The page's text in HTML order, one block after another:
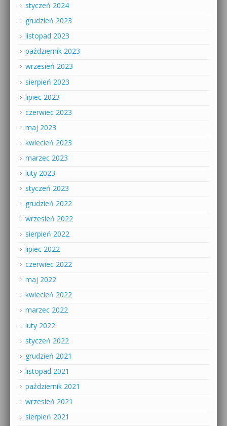
styczeń 2024
grudzień 2023
listopad 2023
październik 2023
wrzesień 2023
sierpień 2023
lipiec 2023
czerwiec 2023
maj 2023
kwiecień 2023
marzec 2023
luty 2023
styczeń 2023
grudzień 2022
wrzesień 2022
sierpień 2022
lipiec 2022
czerwiec 2022
maj 2022
kwiecień 2022
marzec 2022
luty 2022
styczeń 2022
grudzień 2021
listopad 2021
październik 2021
wrzesień 2021
sierpień 2021